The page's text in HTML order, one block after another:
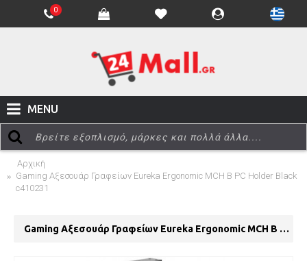
0
MENU
Αρχική
Gaming Αξεσουάρ Γραφείων Eureka Ergonomic MCH B PC Holder Black
c410231
Gaming Αξεσουάρ Γραφείων Eureka Ergonomic MCH B PC Holder Black c410231